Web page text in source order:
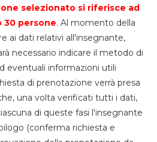
selezionato si riferisce ad
30 persone. Al momento della
ai dati relativi all'insegnante,
necessario indicare il metodo di
eventuali informazioni utili
di prenotazione verrà presa
una volta verificati tutti i dati,
di queste fasi l'insegnante
(conferma richiesta e